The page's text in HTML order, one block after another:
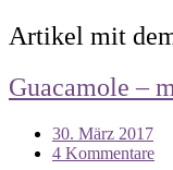
Artikel mit
Guacamole –
30. März 2017
4 Kommentare